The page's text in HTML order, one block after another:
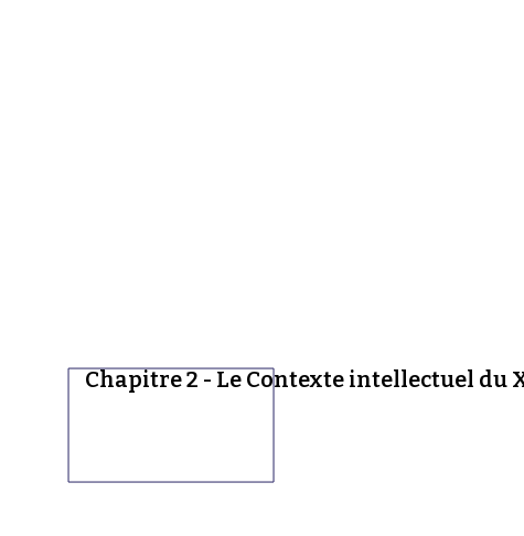
Chapitre 2 - Le Contexte intellectuel du